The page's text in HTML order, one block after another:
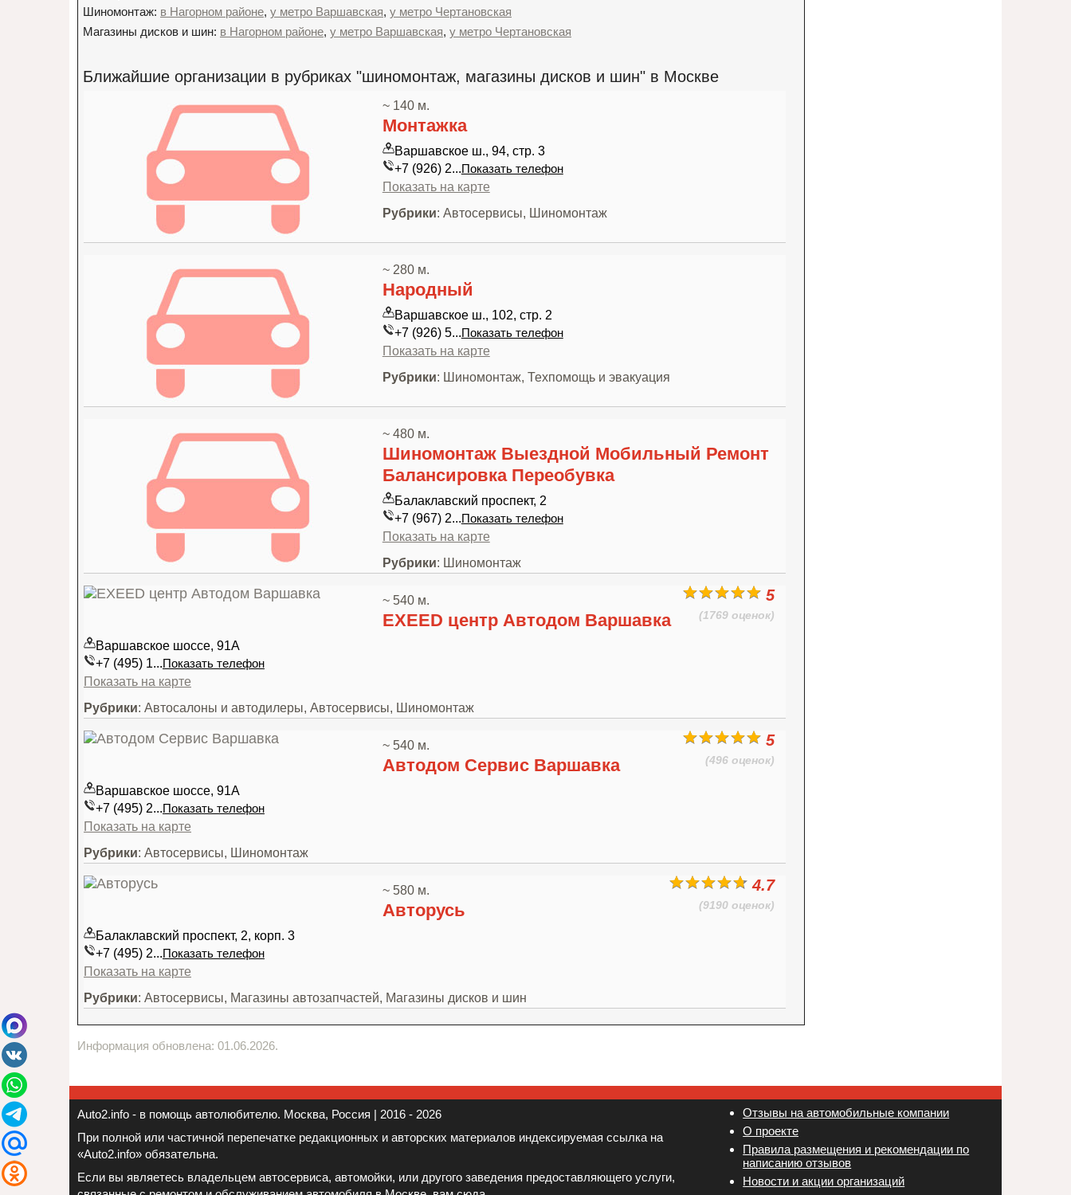
Шиномонтаж: в Нагорном районе, у метро Варшавская, у метро Чертановская
Магазины дисков и шин: в Нагорном районе, у метро Варшавская, у метро Чертановская
Ближайшие организации в рубриках "шиномонтаж, магазины дисков и шин" в Москве
~ 140 м.
Монтажка
Варшавское ш., 94, стр. 3
+7 (926) 2...Показать телефон
Показать на карте
Рубрики: Автосервисы, Шиномонтаж
~ 280 м.
Народный
Варшавское ш., 102, стр. 2
+7 (926) 5...Показать телефон
Показать на карте
Рубрики: Шиномонтаж, Техпомощь и эвакуация
~ 480 м.
Шиномонтаж Выездной Мобильный Ремонт
Балансировка Переобувка
Балаклавский проспект, 2
+7 (967) 2...Показать телефон
Показать на карте
Рубрики: Шиномонтаж
5
(1769 оценок)
~ 540 м.
EXEED центр Автодом Варшавка
Варшавское шоссе, 91А
+7 (495) 1...Показать телефон
Показать на карте
Рубрики: Автосалоны и автодилеры, Автосервисы, Шиномонтаж
5
(496 оценок)
~ 540 м.
Автодом Сервис Варшавка
Варшавское шоссе, 91А
+7 (495) 2...Показать телефон
Показать на карте
Рубрики: Автосервисы, Шиномонтаж
4.7
(9190 оценок)
~ 580 м.
Авторусь
Балаклавский проспект, 2, корп. 3
+7 (495) 2...Показать телефон
Показать на карте
Рубрики: Автосервисы, Магазины автозапчастей, Магазины дисков и шин
Информация обновлена: 01.06.2026.
Auto2.info - в помощь автолюбителю. Москва, Россия | 2016 - 2026
При полной или частичной перепечатке редакционных и авторских материалов индексируемая ссылка на
«Auto2.info» обязательна.
Если вы являетесь владельцем автосервиса, автомойки, или другого заведения предоставляющего услуги,
Отзывы на автомобильные компании
Новости и акции организаций